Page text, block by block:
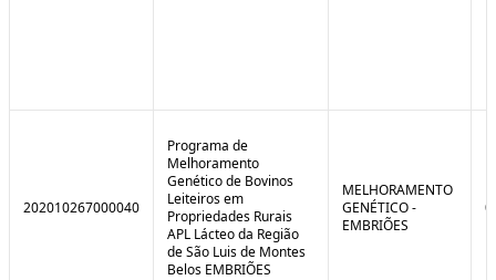
202010267000040
Programa de
Melhoramento
Genético de Bovinos
Leiteiros em
Propriedades Rurais
APL Lácteo da Região
de São Luis de Montes
Belos EMBRIÕES
MELHORAMENTO
GENÉTICO -
EMBRIÕES